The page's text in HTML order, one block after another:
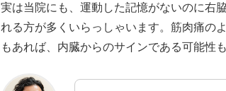
実は当院にも、運動した記憶がないのに右
れる方が多くいらっしゃいます。筋肉痛の
もあれば、内臓からのサインである可能性